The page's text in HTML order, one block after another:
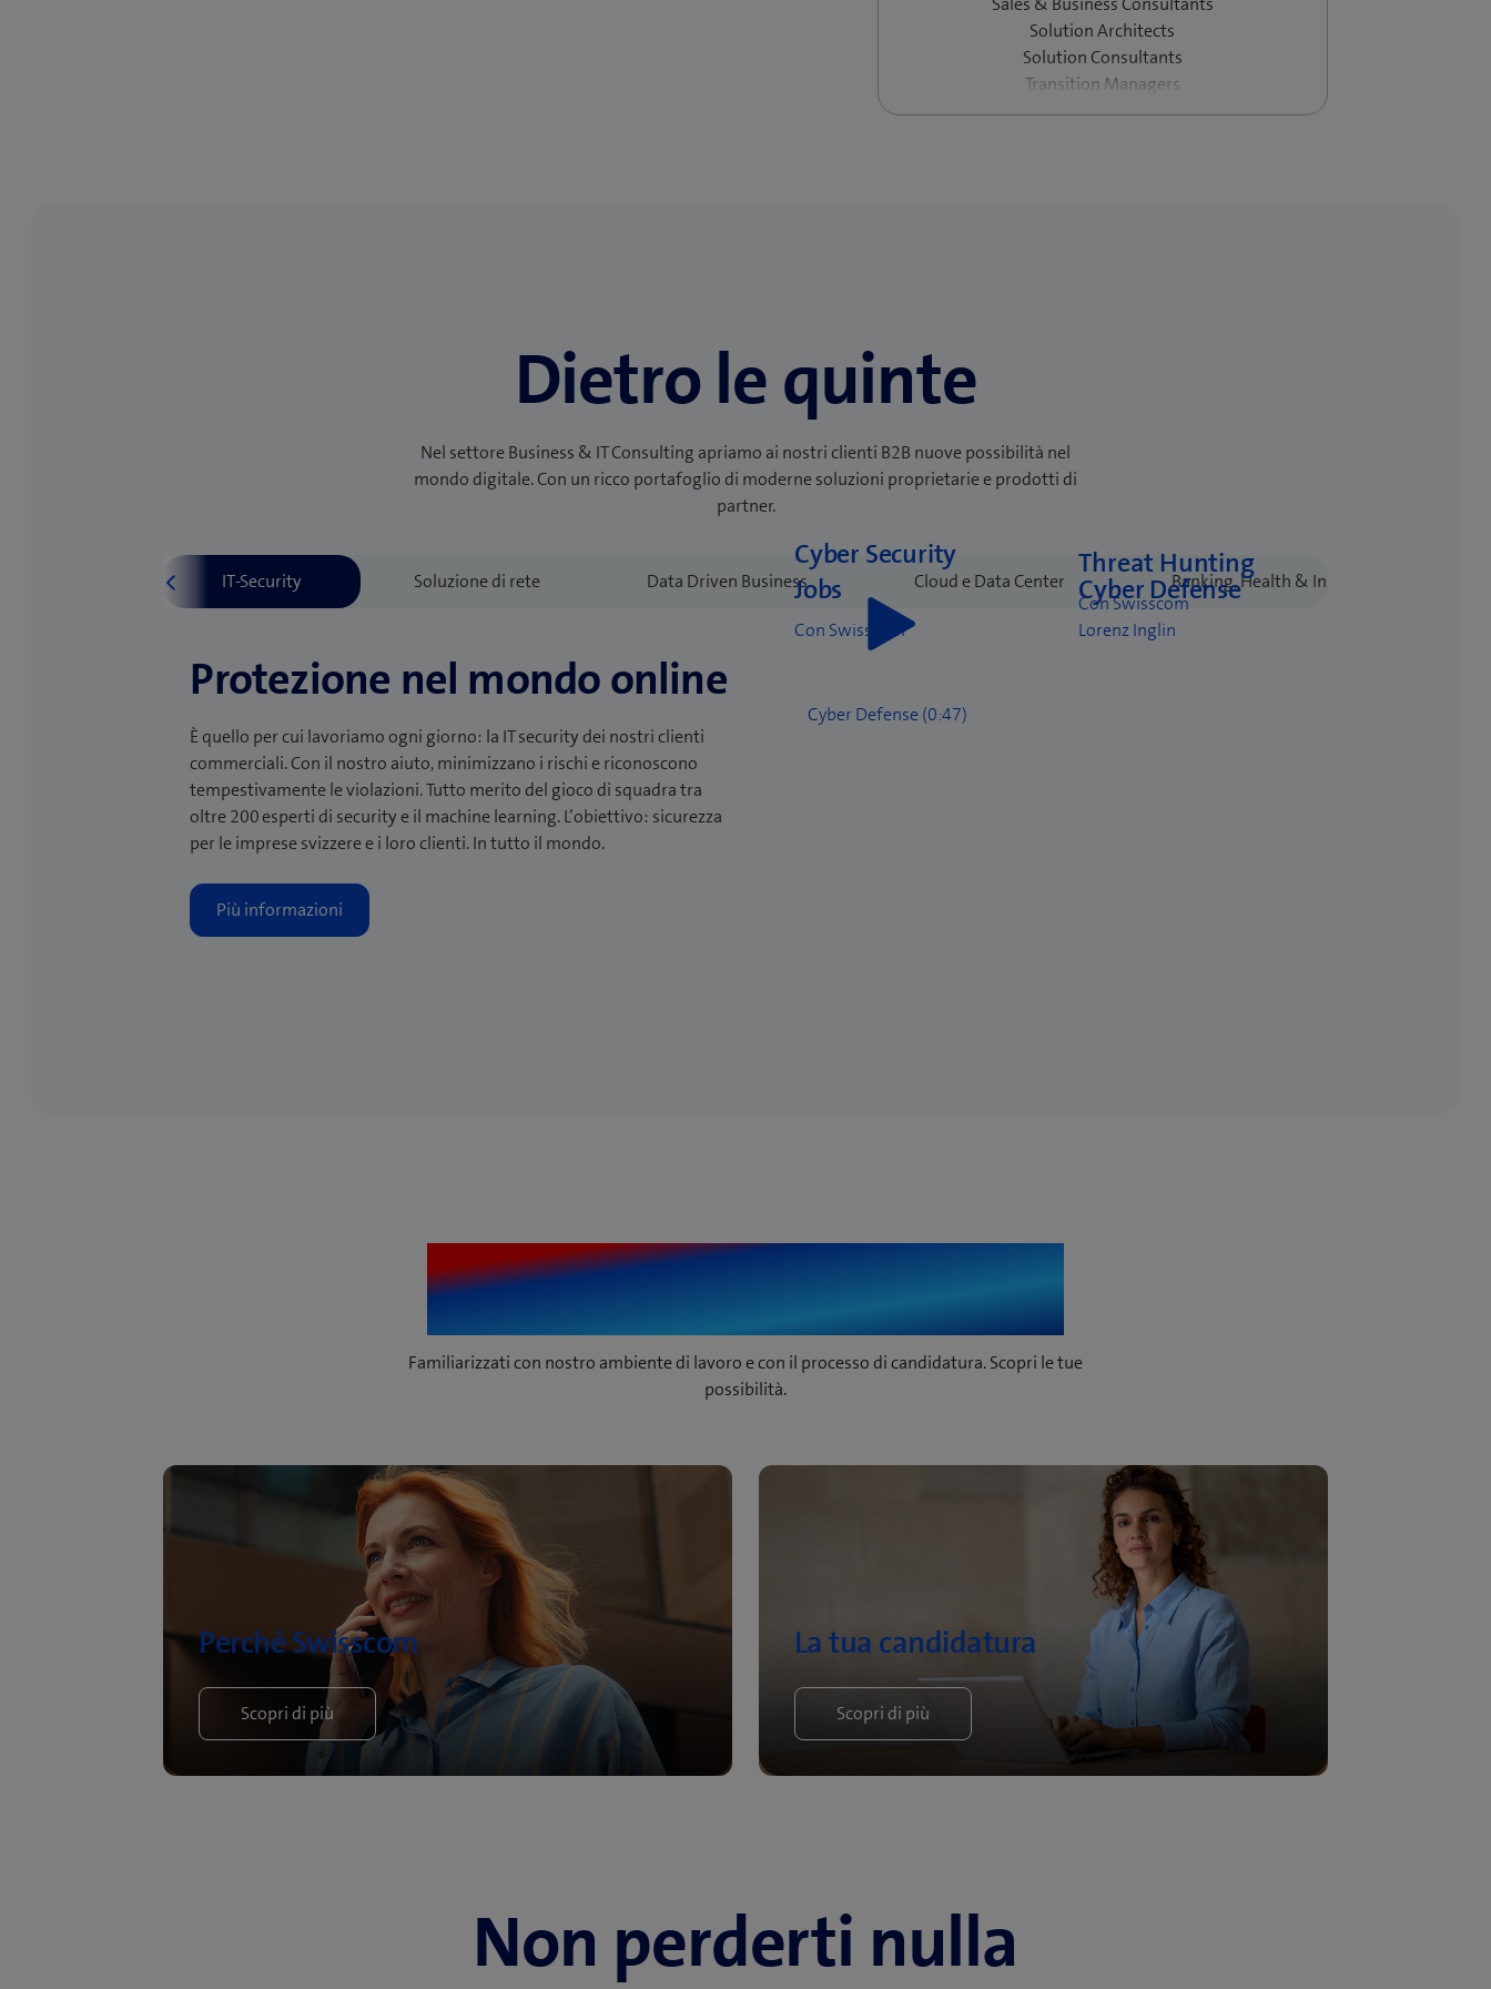
Solution Architects
Solution Consultants
Transition Managers
Dietro le quinte
Nel settore Business & IT Consulting apriamo ai nostri clienti B2B nuove possibilità nel
mondo digitale. Con un ricco portafoglio di moderne soluzioni proprietarie e prodotti di
partner.
Protezione nel mondo online
È quello per cui lavoriamo ogni giorno: la IT security dei nostri clienti
commerciali. Con il nostro aiuto, minimizzano i rischi e riconoscono
tempestivamente le violazioni. Tutto merito del gioco di squadra tra
oltre 200 esperti di security e il machine learning. L’obiettivo: sicurezza
per le imprese svizzere e i loro clienti. In tutto il mondo.
Cyber Defense (0:47)
Threat Hunting
Con Swisscom
Cyber Security
Jobs
Con Swisscom
Cyber Defense
Lorenz Inglin
Il tuo futuro inizia qui
Familiarizzati con nostro ambiente di lavoro e con il processo di candidatura. Scopri le tue
possibilità.
Perché Swisscom
Scopri di più
La tua candidatura
Scopri di più
Non perderti nulla